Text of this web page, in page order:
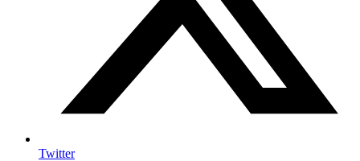
Twitter